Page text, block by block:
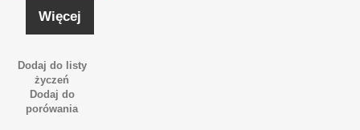
Więcej
Dodaj do listy
życzeń
Dodaj do
porówania